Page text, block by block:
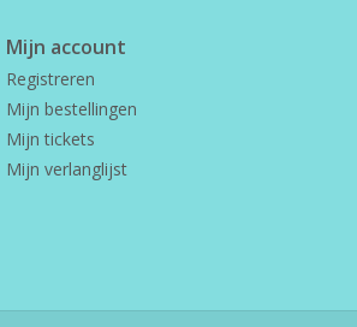
Mijn account
Registreren
Mijn bestellingen
Mijn tickets
Mijn verlanglijst